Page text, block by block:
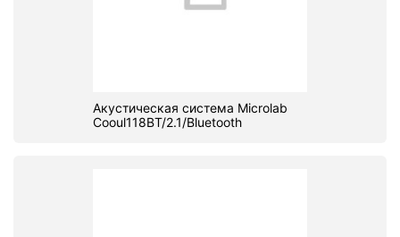
Акустическая система Microlab
Cooul118BT/2.1/Bluetooth